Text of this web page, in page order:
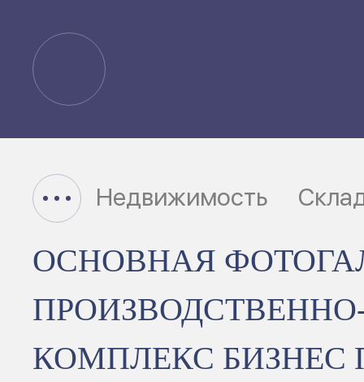
Недвижимость
ОСНОВНАЯ
КОМПЛЕКС БИЗНЕС